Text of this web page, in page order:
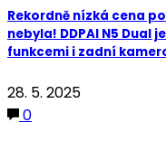
Rekordně nízká cena
nebyla! DDPAI N5 Dual
funkcemi i zadní
28. 5. 2025
0